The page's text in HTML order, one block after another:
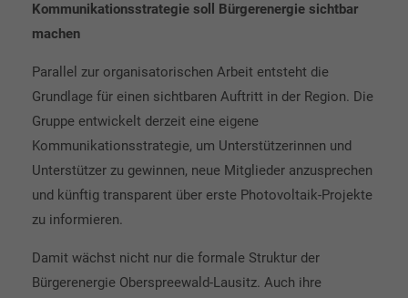
Kommunikationsstrategie soll Bürgerenergie sichtbar
machen
Parallel zur organisatorischen Arbeit entsteht die
Grundlage für einen sichtbaren Auftritt in der Region. Die
Gruppe entwickelt derzeit eine eigene
Kommunikationsstrategie, um Unterstützerinnen und
Unterstützer zu gewinnen, neue Mitglieder anzusprechen
und künftig transparent über erste Photovoltaik-Projekte
zu informieren.
Damit wächst nicht nur die formale Struktur der
Bürgerenergie Oberspreewald-Lausitz. Auch ihre